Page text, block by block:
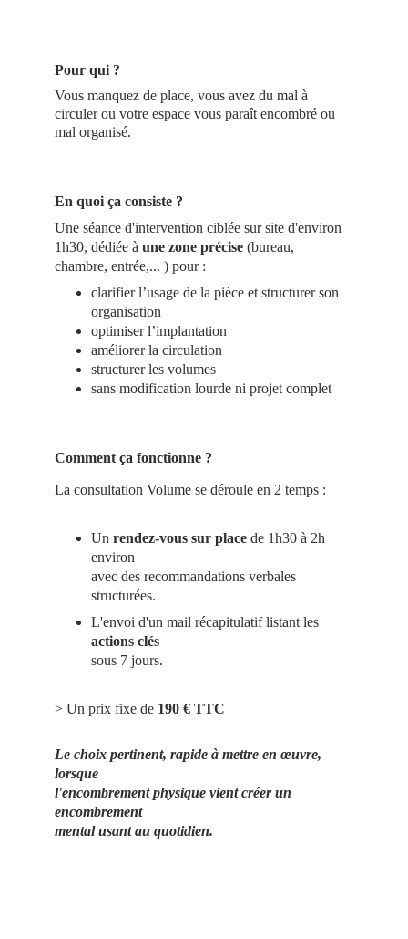
Pour qui ?
Vous manquez de place, vous avez du mal à
circuler ou votre espace vous paraît encombré ou
mal organisé.
En quoi ça consiste ?
Une séance d'intervention ciblée sur site d'environ
1h30, dédiée à une zone précise (bureau,
chambre, entrée,... ) pour :
clarifier l’usage de la pièce et structurer son
organisation
optimiser l’implantation
améliorer la circulation
structurer les volumes
sans modification lourde ni projet complet
Comment ça fonctionne ?
La consultation Volume se déroule en 2 temps :
Un rendez-vous sur place de 1h30 à 2h
environ
avec des recommandations verbales
structurées.
L'envoi d'un mail récapitulatif listant les
actions clés
sous 7 jours.
> Un prix fixe de 190 € TTC
Le choix pertinent, rapide à mettre en œuvre,
lorsque
l'encombrement physique vient créer un
encombrement
mental usant au quotidien.